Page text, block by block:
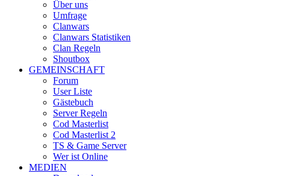
Über uns
Umfrage
Clanwars
Clanwars Statistiken
Clan Regeln
Shoutbox
GEMEINSCHAFT
Forum
User Liste
Gästebuch
Server Regeln
Cod Masterlist
Cod Masterlist 2
TS & Game Server
Wer ist Online
MEDIEN